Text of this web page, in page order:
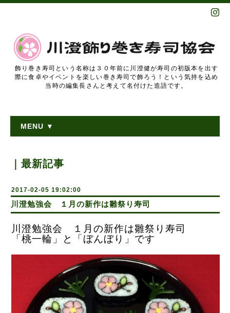
飾り巻き寿司という名称は３０年前に川澄健が寿司の初版本を出す
際に食卓やイベントを楽しい巻き寿司で飾ろう！という気持を込め
当時の編集長さんと考えて名付けた造語です。
MENU ▼
｜最新記事
2017-02-05 19:02:00
川澄勉強会 １月の新作は雛祭り寿司
川澄勉強会 １月の新作は雛祭り寿司
「桃一輪」と「ぼんぼり」です